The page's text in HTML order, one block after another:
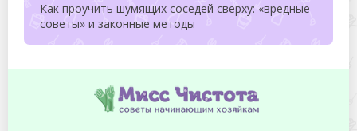
Как проучить шумящих соседей сверху: «вредные
советы» и законные методы